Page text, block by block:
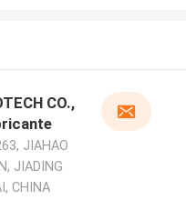
CO.,
JIAHAO
JIADING
CHINA